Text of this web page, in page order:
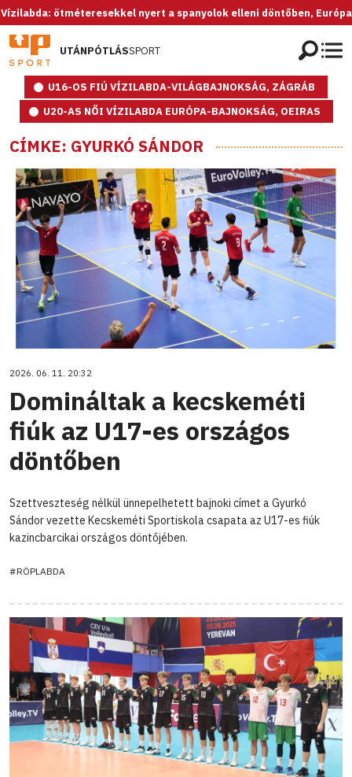
ötméteresekkel nyert a spanyolok elleni döntőben, Európa-bajnok
UTÁNPÓTLÁSSPORT
U16-OS FIÚ VÍZILABDA-VILÁGBAJNOKSÁG, ZÁGRÁB
U20-AS NŐI VÍZILABDA EURÓPA-BAJNOKSÁG, OEIRAS
CÍMKE: GYURKÓ SÁNDOR
2026. 06. 11. 20:32
Domináltak a kecskeméti
fiúk az U17-es országos
döntőben
Szettveszteség nélkül ünnepelhetett bajnoki címet a Gyurkó
Sándor vezette Kecskeméti Sportiskola csapata az U17-es fiúk
kazincbarcikai országos döntőjében.
#RÖPLABDA